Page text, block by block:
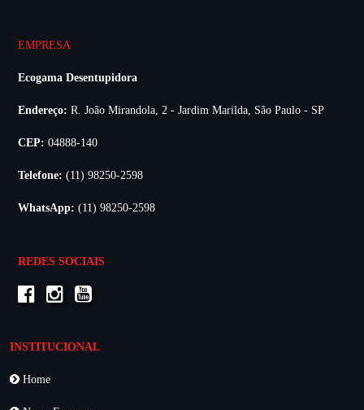
EMPRESA
Ecogama Desentupidora
Endereço: R. João Mirandola, 2 - Jardim Marilda, São Paulo - SP
CEP: 04888-140
Telefone: (11) 98250-2598
WhatsApp: (11) 98250-2598
REDES SOCIAIS
INSTITUCIONAL
Home